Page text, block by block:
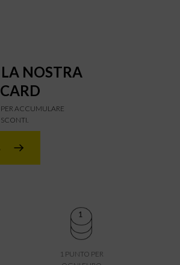
NOSTRA
ACCUMULARE
1 PUNTO PER